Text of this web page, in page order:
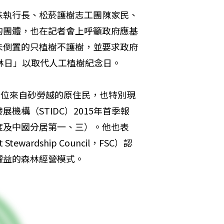
行長、松菸護樹志工團陳家民、
體，也在記者會上呼籲政府應基
置的只植樹不護樹，並要求政府
」以取代人工植樹紀念日。
來自砂勞越的原住民，也特別現
機構（STIDC）2015年首季報
中國分居第一、三）。他也表
Council，FSC）認
的森林經營模式。